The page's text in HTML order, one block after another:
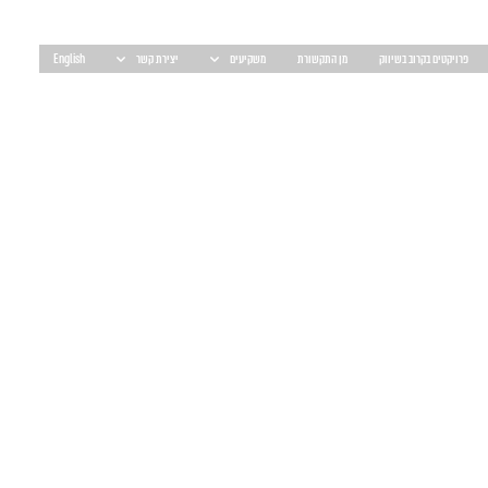
פרויקטים בקרוב בשיווק מן התקשורת משקיעים יצירת קשר English